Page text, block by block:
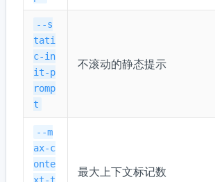
--s
tati
c-in
it-p
romp
t
不滚动的静态提示
--m
ax-c
onte
最大上下文标记数